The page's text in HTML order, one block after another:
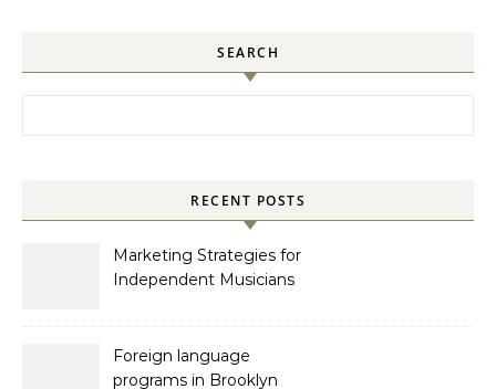
SEARCH
RECENT POSTS
Marketing Strategies for
Independent Musicians
Foreign language
programs in Brooklyn